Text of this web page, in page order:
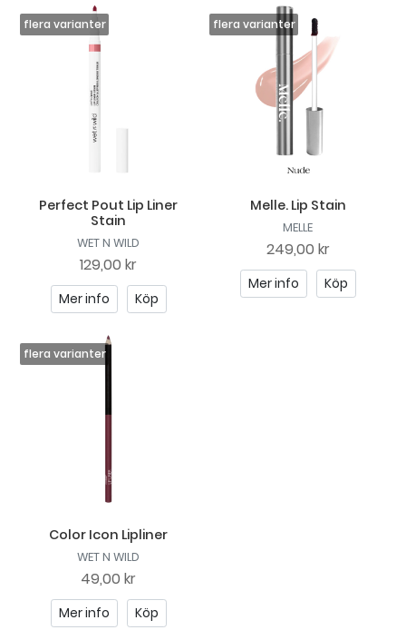
Perfect Pout Lip Liner
Stain
WET N WILD
129,00 kr
Mer info Köp
Melle. Lip Stain
MELLE
249,00 kr
Mer info Köp
Color Icon Lipliner
WET N WILD
49,00 kr
Mer info Köp